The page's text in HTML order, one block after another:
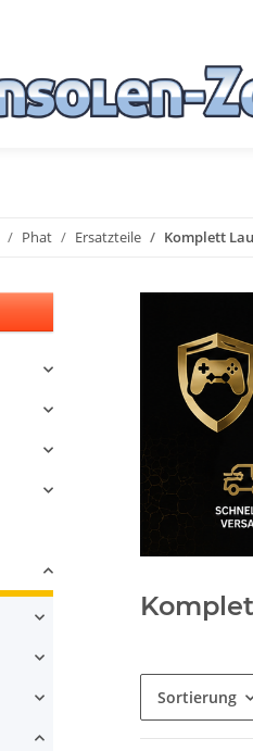
Phat Ersatzteile Komplett
Sortierung